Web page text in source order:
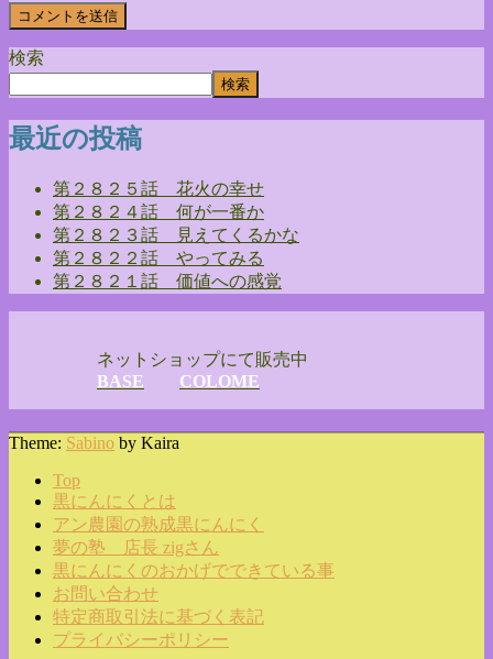
検索
検索
最近の投稿
第２８２５話 花火の幸せ
第２８２４話 何が一番か
第２８２３話 見えてくるかな
第２８２２話 やってみる
第２８２１話 価値への感覚
ネットショップにて販売中
BASE
COLOME
Theme: Sabino by Kaira
Top
黒にんにくとは
アン農園の熟成黒にんにく
夢の塾 店長 zigさん
黒にんにくのおかげでできている事
お問い合わせ
特定商取引法に基づく表記
プライバシーポリシー